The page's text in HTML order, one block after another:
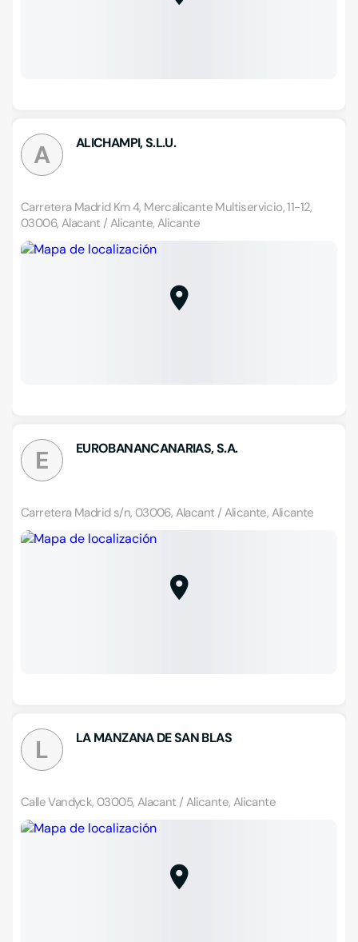
A ALICHAMPI, S.L.U.
Carretera Madrid Km 4, Mercalicante Multiservicio, 11-12,
03006, Alacant / Alicante, Alicante
E EUROBANANCANARIAS, S.A.
Carretera Madrid s/n, 03006, Alacant / Alicante, Alicante
L LA MANZANA DE SAN BLAS
Calle Vandyck, 03005, Alacant / Alicante, Alicante